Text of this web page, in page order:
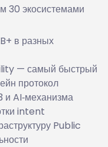
30 экосистемами
в разных
— самый быстрый
протокол
и AI‑механизма
intent
Public